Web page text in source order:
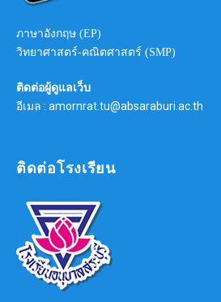
ภาษาอังกฤษ (EP)
วิทยาศาสตร์-คณิตศาสตร์ (SMP)
ติดต่อผู้ดูแลเว็บ
อีเมล : amornrat.tu@absaraburi.ac.th
ติดต่อโรงเรียน